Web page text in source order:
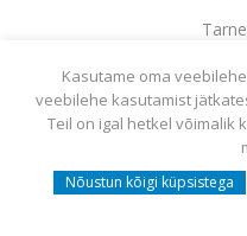
Kasutame oma
veebilehe kasutamist
Teil on igal hetkel võimalik
Nõustun kõigi küpsistega